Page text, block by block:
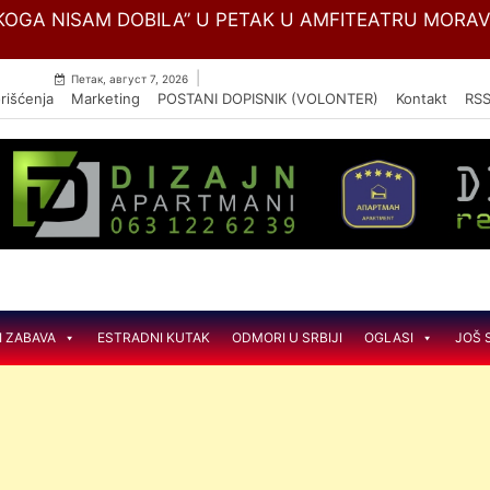
Skip
NISAM DOBILA” U PETAK U AMFITEATRU
Петак, август 7, 2026
Marketing POSTANI DOPISNIK (VOLONTER) Kontakt RSS
ZABAVA ESTRADNI KUTAK ODMORI U SRBIJI OGLASI JOŠ